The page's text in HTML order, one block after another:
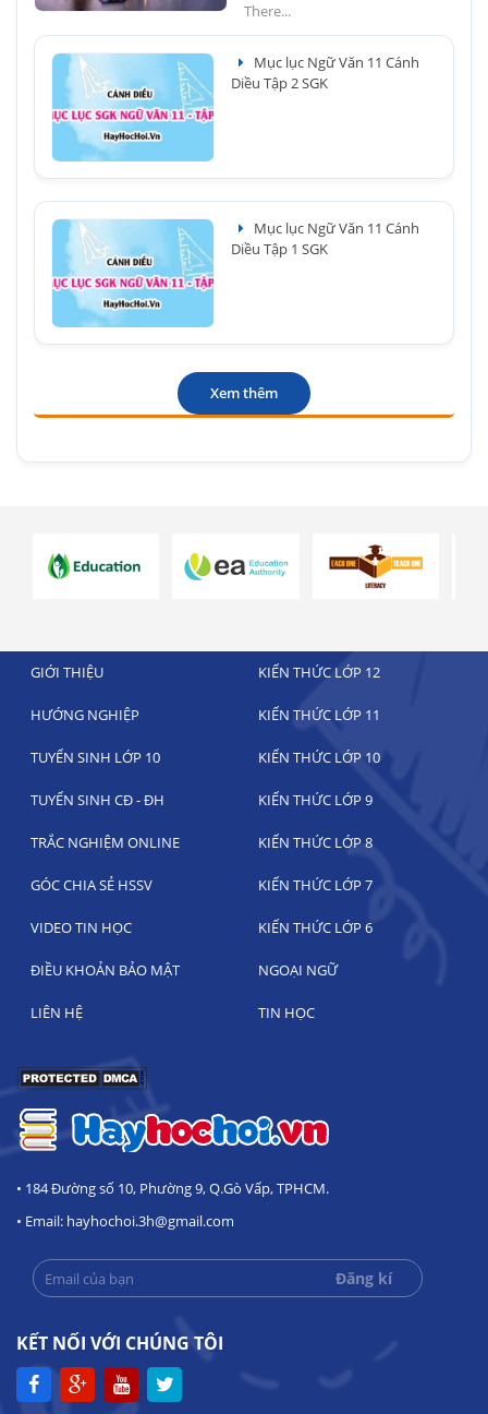
There...
Mục lục Ngữ Văn 11 Cánh
Diều Tập 2 SGK
Mục lục Ngữ Văn 11 Cánh
Diều Tập 1 SGK
Xem thêm
GIỚI THIỆU KIẾN THỨC LỚP 12
HƯỚNG NGHIỆP KIẾN THỨC LỚP 11
TUYỂN SINH LỚP 10 KIẾN THỨC LỚP 10
TUYỂN SINH CĐ - ĐH KIẾN THỨC LỚP 9
TRẮC NGHIỆM ONLINE KIẾN THỨC LỚP 8
GÓC CHIA SẺ HSSV KIẾN THỨC LỚP 7
VIDEO TIN HỌC KIẾN THỨC LỚP 6
ĐIỀU KHOẢN BẢO MẬT NGOẠI NGỮ
LIÊN HỆ TIN HỌC
• 184 Đường số 10, Phường 9, Q.Gò Vấp, TPHCM.
• Email: hayhochoi.3h@gmail.com
KẾT NỐI VỚI CHÚNG TÔI